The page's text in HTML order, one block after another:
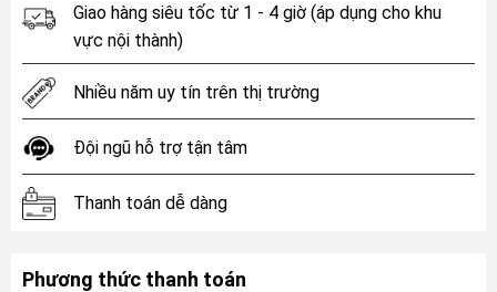
Giao hàng siêu tốc từ 1 - 4 giờ (áp dụng cho khu
vực nội thành)
Nhiều năm uy tín trên thị trường
Đội ngũ hỗ trợ tận tâm
Thanh toán dễ dàng
Phương thức thanh toán